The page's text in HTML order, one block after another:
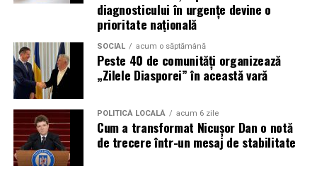
Turneul se încheie pe 19 iulie, iar specialiștii anticipează
o intensificare a activității frauduloase în perioada
finalei. Printre cele mai utilizate pretexte se numără
transmisiunile pirat, biletele revândute, pariurile,
tombolele, concursurile și falsele oferte de călătorie.
Pentru a răspunde riscurilor tot mai complexe,
cyber_Folks a lansat la finalul lunii iunie robo_Folks,
primul asistent AI integrat într-un panou de hosting
din România. Acesta poate efectua, la cererea
diagnosticului în urgențe devine o
prioritate națională
SOCIAL acum o săptămână
Peste 40 de comunități organizează
„Zilele Diasporei” în această vară
POLITICĂ LOCALĂ acum 6 zile
Cum a transformat Nicușor Dan o notă
de trecere într-un mesaj de stabilitate